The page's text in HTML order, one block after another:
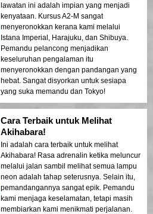
lawatan ini adalah impian yang menjadi
kenyataan. Kursus A2-M sangat
menyeronokkan kerana kami melalui
Istana Imperial, Harajuku, dan Shibuya.
Pemandu pelancong menjadikan
keseluruhan pengalaman itu
menyeronokkan dengan pandangan yang
hebat. Sangat disyorkan untuk sesiapa
yang suka memandu dan Tokyo!
Cara Terbaik untuk Melihat
Akihabara!
Ini adalah cara terbaik untuk melihat
Akihabara! Rasa adrenalin ketika meluncur
melalui jalan sambil melihat semua lampu
neon adalah tahap seterusnya. Selain itu,
pemandangannya sangat epik. Pemandu
kami menjaga keselamatan, tetapi masih
membiarkan kami menikmati perjalanan.